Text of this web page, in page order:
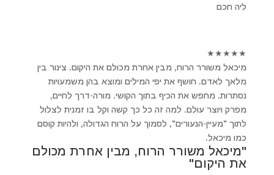
ליה חכם
★
★
★
★
★
מיכאל משורר הרוח, מבין אחרת מכולם את היקום. צינור בין
מלאך לאדם. חושף את יפי המילים ומוצא בהן משמעויות
נסתרות. מחפש את הכיף בתוך הקושי. מורה-דרך לחיים,
מפרק ויוצר עולם. למה זה כל כך קשה וקל בו זמנית לצלול
לתוך "מעיין-הנעורים", לסמוך על הרוח הגדולה, ולהיות קוסם
כמו מיכאל.
"מיכאל משורר הרוח, מבין אחרת מכולם
את היקום"